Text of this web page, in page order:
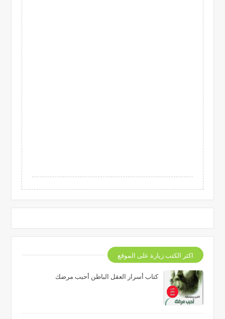
اكثر الكتب زيارة على الموقع
كتاب أسرار العقل الباطن أحبب مرضك